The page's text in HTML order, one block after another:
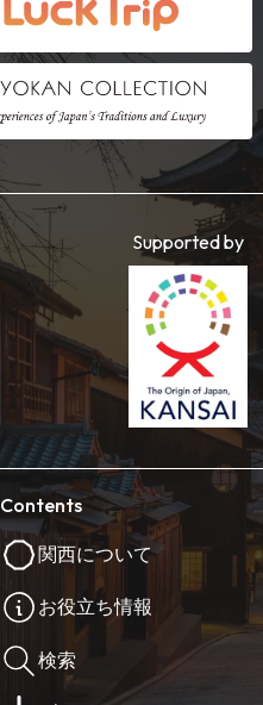
Supported by
Contents
関西について
お役立ち情報
検索